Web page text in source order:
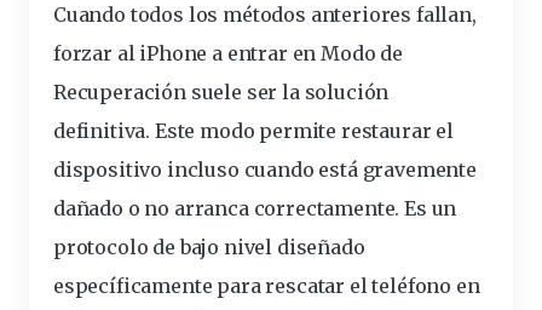
Cuando todos los métodos anteriores fallan,
forzar al iPhone a entrar en Modo de
Recuperación suele ser la solución
definitiva. Este modo permite restaurar el
dispositivo incluso cuando está gravemente
dañado o no arranca correctamente. Es un
protocolo de bajo nivel diseñado
específicamente para rescatar el teléfono en